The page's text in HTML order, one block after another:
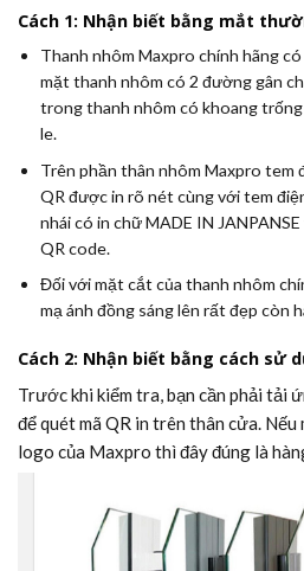
Cách 1: Nhận biết bằng mắt
Thanh nhôm Maxpro chính hãng
mặt thanh nhôm có 2 đường gân
trong thanh nhôm có khoang
le.
Trên phần thân nhôm Maxpro tem
QR được in rõ nét cùng với tem
nhái có in chữMADE IN JANPANSE
QR code.
Đối với mặt cắt của thanh nhôm
mạ ánh đồng sáng lên rất đẹp còn
Cách 2: Nhận biết bằng cách sử
Trước khi kiểm tra, bạn cần phải tải
để quét mã QR in trên thân cửa.
logo của Maxpro thì đây đúng là